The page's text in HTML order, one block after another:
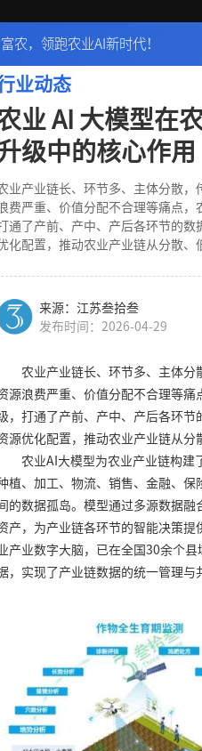
农，领跑农业AI新时代！
业动态
业 AI 大模型在
级中的核心作用
业产业链长、环节多、主体分散
费严重、价值分配不合理等痛点，
通了产前、产中、产后各环节的
化配置，推动农业产业链从分散、
来源：江苏叁拾叁
发布时间：2026-04-29
农业产业链长、环节多、主体分
源浪费严重、价值分配不合理等
，打通了产前、产中、产后各环节
源优化配置，推动农业产业链从分
农业AI大模型为农业产业链构建
植、加工、物流、销售、金融、保
的数据孤岛。模型通过多源数据
产，为产业链各环节的智能决策提
产业数字大脑，已在全国30余个
，实现了产业链数据的统一管理与